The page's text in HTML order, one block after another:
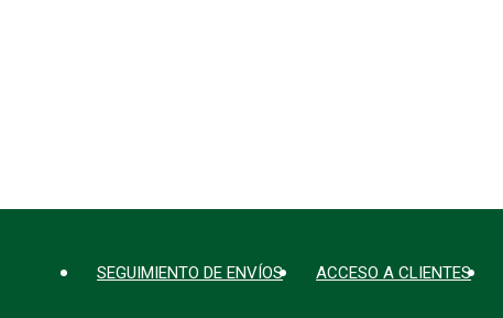
SEGUIMIENTO DE ENVÍOS ACCESO A CLIENTES